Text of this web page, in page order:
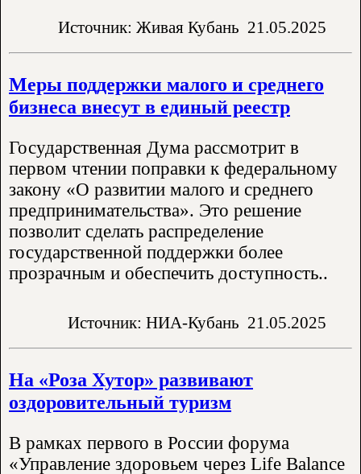
Источник: Живая Кубань 21.05.2025
Меры поддержки малого и среднего
бизнеса внесут в единый реестр
Государственная Дума рассмотрит в
первом чтении поправки к федеральному
закону «О развитии малого и среднего
предпринимательства». Это решение
позволит сделать распределение
государственной поддержки более
прозрачным и обеспечить доступность..
Источник: НИА-Кубань 21.05.2025
На «Роза Хутор» развивают
оздоровительный туризм
В рамках первого в России форума
«Управление здоровьем через Life Balance